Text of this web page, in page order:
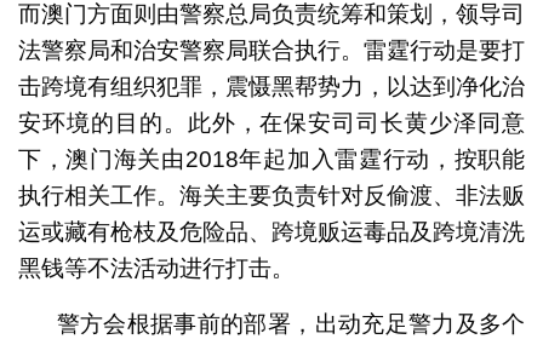
而澳门方面则由警察总局负责统筹和策划，领导司
法警察局和治安警察局联合执行。雷霆行动是要打
击跨境有组织犯罪，震慑黑帮势力，以达到净化治
安环境的目的。此外，在保安司司长黄少泽同意
下，澳门海关由2018年起加入雷霆行动，按职能
执行相关工作。海关主要负责针对反偷渡、非法贩
运或藏有枪枝及危险品、跨境贩运毒品及跨境清洗
黑钱等不法活动进行打击。
警方会根据事前的部署，出动充足警力及多个